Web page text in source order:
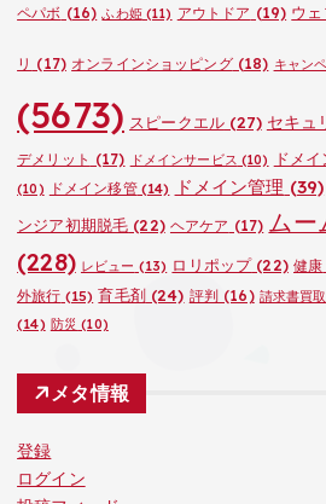
ペパボ (16) ふわ姫(11) アウトドア (19) ウ
リ (17) オンラインショッピング(18) キャン
(5673) スピークエル(27) セキュ
デメリット (17) ドメインサービス (10) ドメ
(10)
ドメイン移管(14) ドメイン管理 (39)
ンジア初期脱毛 (22) ヘアケア (17) ムー
(228) レビュー (13) ロリポップ(22) 健康
外旅行 (15) 育毛剤(24) 評判 (16) 請求書買取
(14) 防災 (10)
メタ情報
登録
ログイン